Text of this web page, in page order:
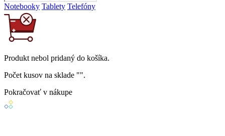
Notebooky Tablety Telefóny
Produkt nebol pridaný do košíka.
Počet kusov na sklade "".
Pokračovať v nákupe